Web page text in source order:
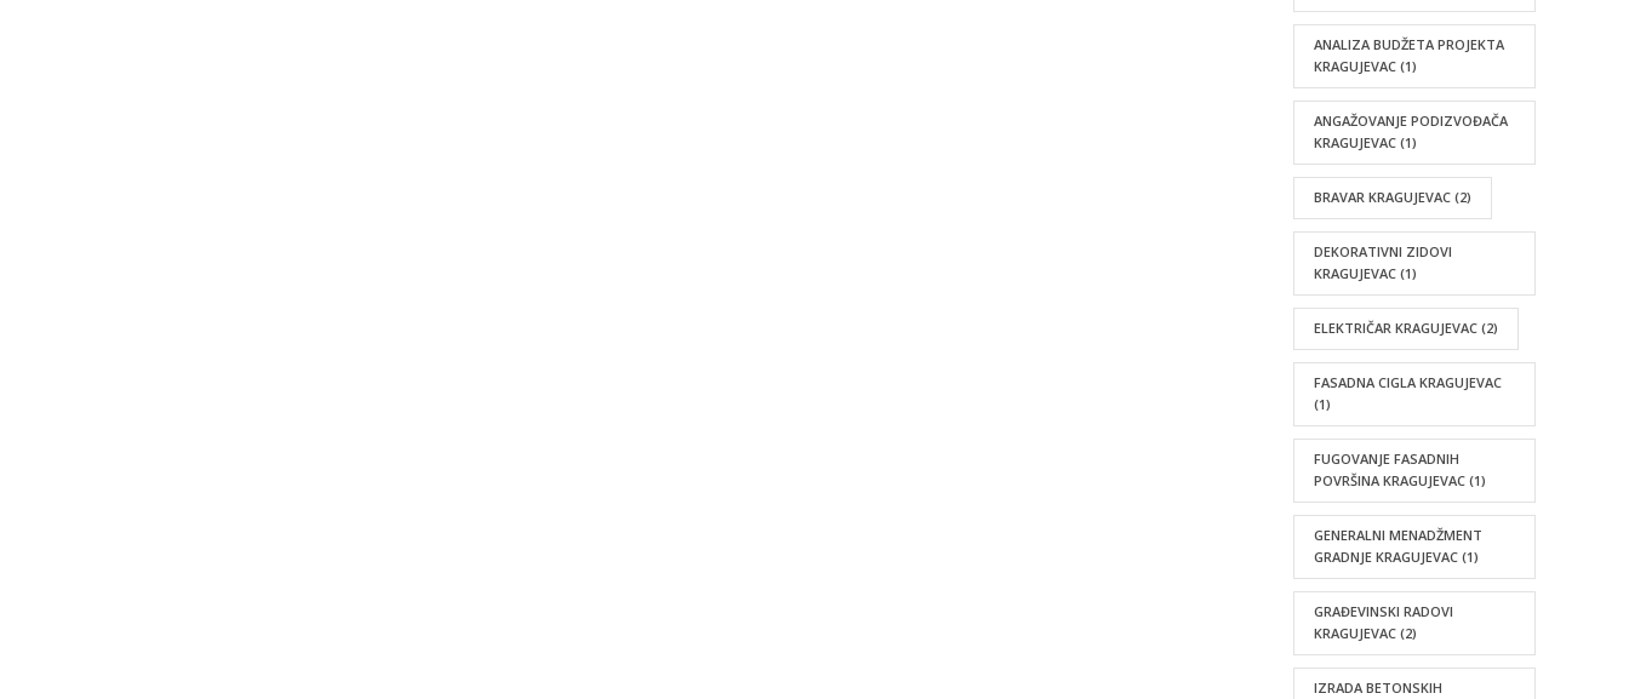
ANALIZA BUDŽETA PROJEKTA
KRAGUJEVAC (1)
ANGAŽOVANJE PODIZVOĐAČA
KRAGUJEVAC (1)
BRAVAR KRAGUJEVAC (2)
DEKORATIVNI ZIDOVI
KRAGUJEVAC (1)
ELEKTRIČAR KRAGUJEVAC (2)
FASADNA CIGLA KRAGUJEVAC
(1)
FUGOVANJE FASADNIH
POVRŠINA KRAGUJEVAC (1)
GENERALNI MENADŽMENT
GRADNJE KRAGUJEVAC (1)
GRAĐEVINSKI RADOVI
KRAGUJEVAC (2)
IZRADA BETONSKIH